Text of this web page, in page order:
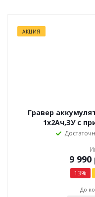
АКЦИЯ
Гравер
1х2Ач,ЗУ с
13%
До